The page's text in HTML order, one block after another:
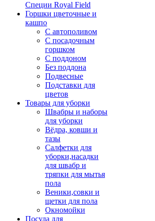
Специи Royal Field
Горшки цветочные и
кашпо
С автополивом
С посадочным
горшком
С поддоном
Без поддона
Подвесные
Подставки для
цветов
Товары для уборки
Швабры и наборы
для уборки
Вёдра, ковши и
тазы
Салфетки для
уборки,насадки
для швабр и
тряпки для мытья
пола
Веники,совки и
щетки для пола
Окномойки
Посуда для